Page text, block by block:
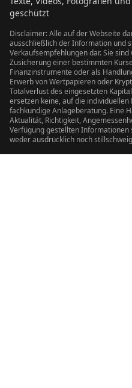
geschützt
Disclaimer: Alle auf der Webseite
ausschließlich der Information und
Verkaufsempfehlungen dar. Sie
Zusicherung einer bestimmten
Finanzinstrumente oder als
Erwerb von Wertpapieren oder
Totalverlust des eingesetzten
ersetzen keine, auf die
fachkundige Anlageberatung. Eine
Aktualität, Richtigkeit,
Verfügung gestellten
weder ausdrücklich noch